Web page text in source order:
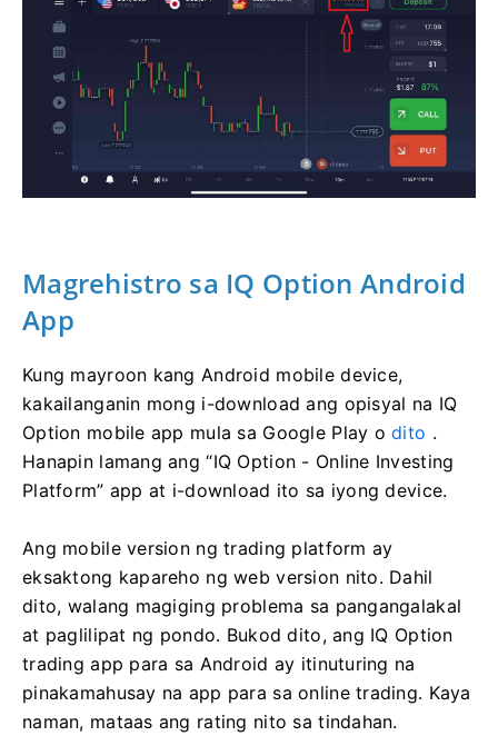
Magrehistro sa IQ Option Android
App
Kung mayroon kang Android mobile device,
kakailanganin mong i-download ang opisyal na IQ
Option mobile app mula sa Google Play odito .
Hanapin lamang ang “IQ Option - Online Investing
Platform” app at i-download ito sa iyong device.
Ang mobile version ng trading platform ay
eksaktong kapareho ng web version nito. Dahil
dito, walang magiging problema sa pangangalakal
at paglilipat ng pondo. Bukod dito, ang IQ Option
trading app para sa Android ay itinuturing na
pinakamahusay na app para sa online trading. Kaya
naman, mataas ang rating nito sa tindahan.